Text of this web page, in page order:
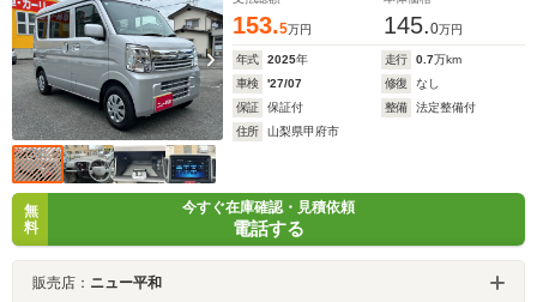
153.5万円 145.0万円
年式 2025年 走行 0.7万km
車検
'27/07 修復
なし
保証
保証付 整備
法定整備付
住所
山梨県甲府市
無
料
今すぐ在庫確認・見積依頼
電話する
販売店： ニュー平和